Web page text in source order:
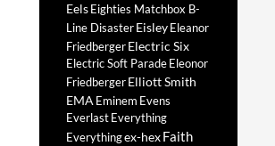
EelsEighties Matchbox B-
Line DisasterEisleyEleanor
FriedbergerElectric Six
Electric Soft ParadeEleonor
FriedbergerElliott Smith
EMA Eminem Evens
EverlastEverything
Everythingex-hexFaith